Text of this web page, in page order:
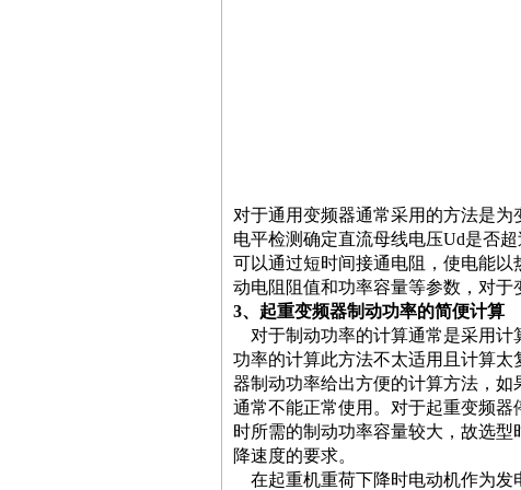
对于通用变频器通常采用的方法是
电平检测确定直流母线电压Ud是否
可以通过短时间接通电阻，使电能
动电阻阻值和功率容量等参数，对于
3、起重变频器制动功率的简便计算
对于制动功率的计算通常是采用
功率的计算此方法不太适用且计算
器制动功率给出方便的计算方法，如
通常不能正常使用。对于起重变频
时所需的制动功率容量较大，故选
降速度的要求。
在起重机重荷下降时电动机作为